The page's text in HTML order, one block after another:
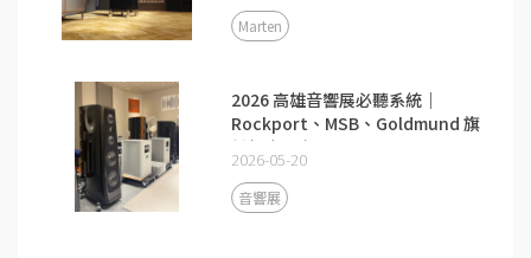
Marten
2026 高雄音響展必聽系統｜
Rockport、MSB、Goldmund 旗
艦組合現身
2026-05-20
音響展